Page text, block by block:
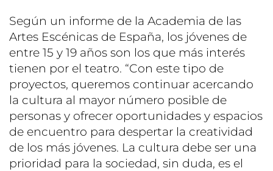
Según un informe de la Academia de las
Artes Escénicas de España, los jóvenes de
entre 15 y 19 años son los que más interés
tienen por el teatro. “Con este tipo de
proyectos, queremos continuar acercando
la cultura al mayor número posible de
personas y ofrecer oportunidades y espacios
de encuentro para despertar la creatividad
de los más jóvenes. La cultura debe ser una
prioridad para la sociedad, sin duda, es el